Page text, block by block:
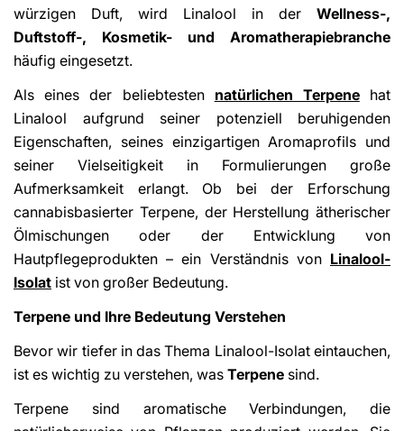
würzigen Duft, wird Linalool in der Wellness-,
Duftstoff-, Kosmetik- und Aromatherapiebranche
häufig eingesetzt.
Als eines der beliebtesten natürlichen Terpenehat
Linalool aufgrund seiner potenziell beruhigenden
Eigenschaften, seines einzigartigen Aromaprofils und
seiner Vielseitigkeit in Formulierungen große
Aufmerksamkeit erlangt. Ob bei der Erforschung
cannabisbasierter Terpene, der Herstellung ätherischer
Ölmischungen oder der Entwicklung von
Hautpflegeprodukten – ein Verständnis von Linalool-
Isolat ist von großer Bedeutung.
Terpene und Ihre Bedeutung Verstehen
Bevor wir tiefer in das Thema Linalool-Isolat eintauchen,
ist es wichtig zu verstehen, was Terpene sind.
Terpene sind aromatische Verbindungen, die